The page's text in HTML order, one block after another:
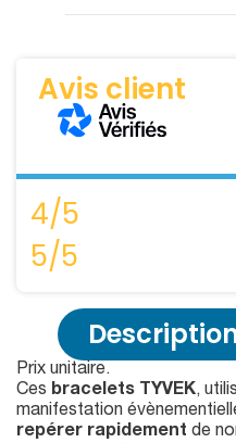
Avis client
4/5
5/5
Prix unitaire.
Ces bracelets TYVEK,
manifestation
repérer rapidement de